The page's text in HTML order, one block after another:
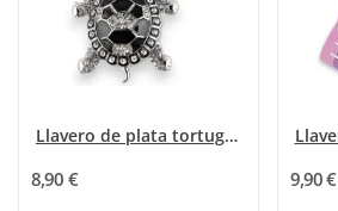
Llavero de plata tortuga con piedras negras y...
8,90 € 9,90 €